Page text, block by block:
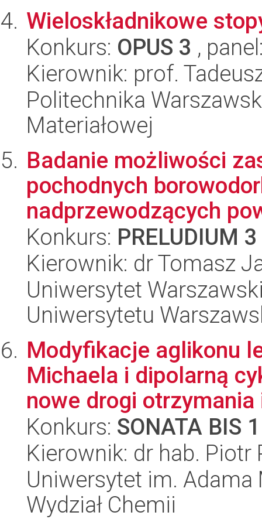
Wieloskładnikowe
Konkurs: OPUS 3 ,
Kierownik: prof.
Politechnika
Materiałowej
Badanie możliwości
pochodnych
nadprzewodzących
Konkurs: PRELUDIUM 3
Kierownik: dr Tomasz
Uniwersytet
Uniwersytetu
Modyfikacje aglikonu
Michaela i dipolarną
nowe drogi otrzymania
Konkurs: SONATA BIS 1
Kierownik: dr hab. Piotr
Uniwersytet im.
Wydział Chemii